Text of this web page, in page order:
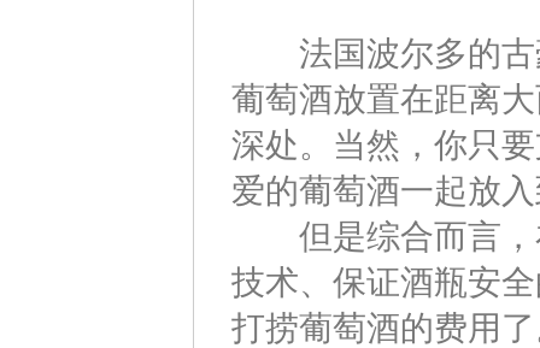
法国波尔多的古
葡萄酒放置在距离
深处。当然，你只
爱的葡萄酒一起放
但是综合而言，
技术、保证酒瓶安
打捞葡萄酒的费用